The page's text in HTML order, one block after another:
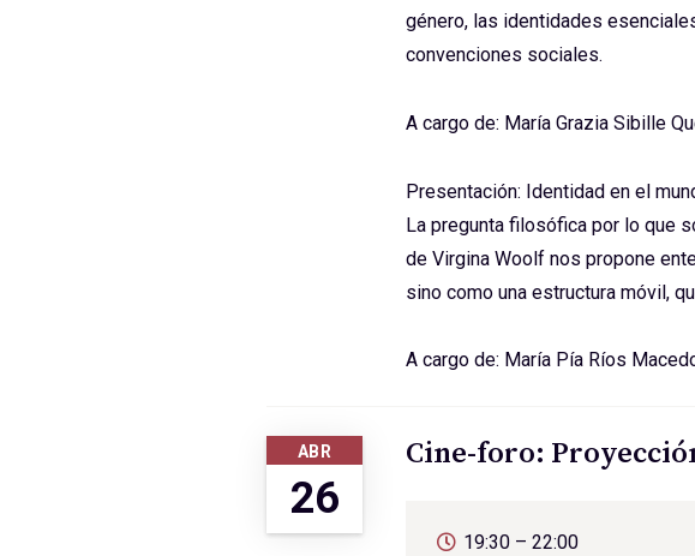
género, las identidades
convenciones sociales.
A cargo de: María Grazia Sibille
Presentación: Identidad en el
La pregunta filosófica por lo que
de Virgina Woolf nos propone
sino como una estructura móvil,
A cargo de: María Pía Ríos
ABR
26
Cine-foro:
19:30 – 22:00